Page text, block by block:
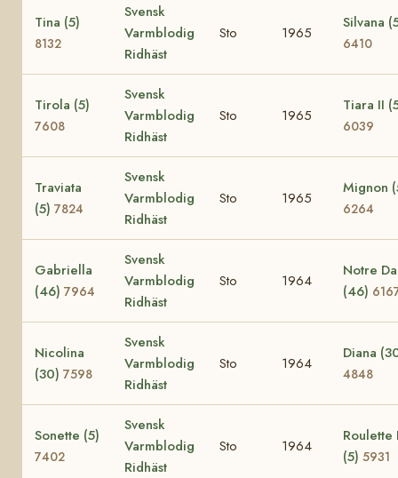
Tina (5)
8132
Svensk
Varmblodig
Ridhäst
Sto 1965
Silvana
6410
Tirola (5)
7608
Svensk
Varmblodig
Ridhäst
Sto 1965
Tiara II
6039
Traviata
(5) 7824
Svensk
Varmblodig
Ridhäst
Sto 1965
Mignon
6264
Gabriella
(46) 7964
Svensk
Varmblodig
Ridhäst
Sto 1964
Notre
(46)
Nicolina
(30) 7598
Svensk
Varmblodig
Ridhäst
Sto 1964
Diana
4848
Sonette (5)
7402
Svensk
Varmblodig
Ridhäst
Sto 1964
Roulette
(5) 5931